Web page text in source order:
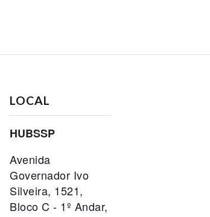
LOCAL
HUBSSP
Avenida
Governador Ivo
Silveira, 1521,
Bloco C - 1º Andar,